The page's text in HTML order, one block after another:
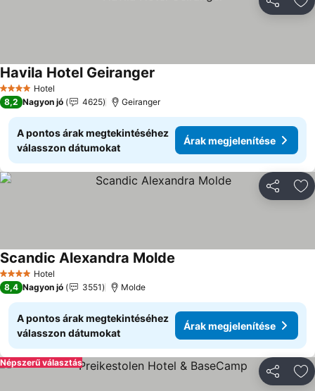
4 KategóriaHotel
Havila Hotel Geiranger
8,2 Nagyon jó 4625 Geiranger
A pontos árak megtekintéséhez
válasszon dátumokat
Árak megjelenítése
4 KategóriaHotel
Scandic Alexandra Molde
8,4 Nagyon jó 3551 Molde
A pontos árak megtekintéséhez
válasszon dátumokat
Árak megjelenítése
Népszerű választás